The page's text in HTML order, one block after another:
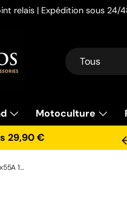
relais | Expédition sous 24/
Recherche
Type de produit
Tous
Motoculture
29,90 €
Chambre à air Schwalbe SV5A 450x55A 18\" Presta 40mm